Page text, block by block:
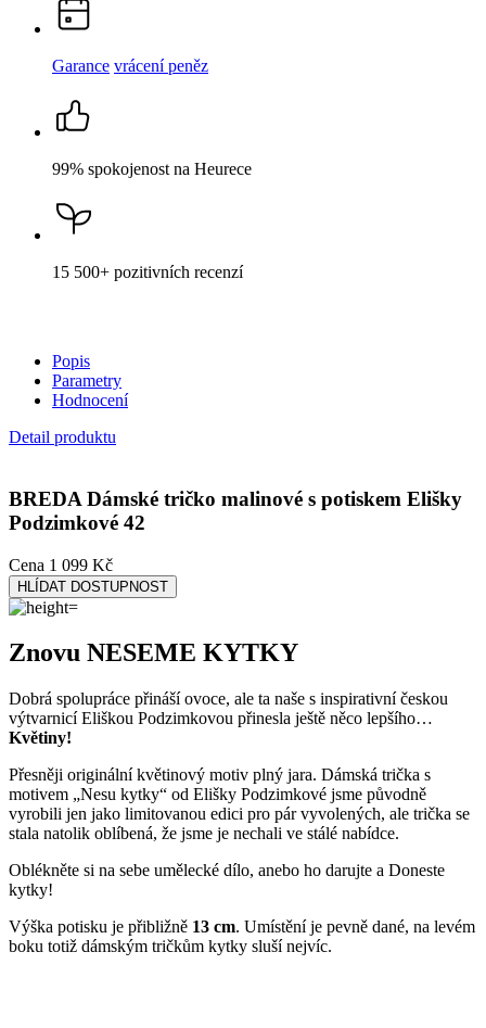
Garance vrácení peněz
99% spokojenost na Heurece
15 500+ pozitivních recenzí
Popis
Parametry
Hodnocení
Detail produktu
BREDA Dámské tričko malinové s potiskem Elišky
Podzimkové 42
Cena 1 099 Kč
HLÍDAT DOSTUPNOST
Znovu NESEME KYTKY
Dobrá spolupráce přináší ovoce, ale ta naše s inspirativní českou
výtvarnicí Eliškou Podzimkovou přinesla ještě něco lepšího…
Květiny!
Přesněji originální květinový motiv plný jara. Dámská trička s
motivem „Nesu kytky“ od Elišky Podzimkové jsme původně
vyrobili jen jako limitovanou edici pro pár vyvolených, ale trička se
stala natolik oblíbená, že jsme je nechali ve stálé nabídce.
Oblékněte si na sebe umělecké dílo, anebo ho darujte a Doneste
kytky!
Výška potisku je přibližně 13 cm. Umístění je pevně dané, na levém
boku totiž dámským tričkům kytky sluší nejvíc.